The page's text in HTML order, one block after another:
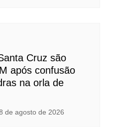
Cruz são
após confusão
na orla de
de agosto de 2026